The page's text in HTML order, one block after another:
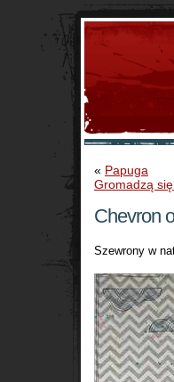
« Papuga
Gromadzą
Chevron
Szewrony w